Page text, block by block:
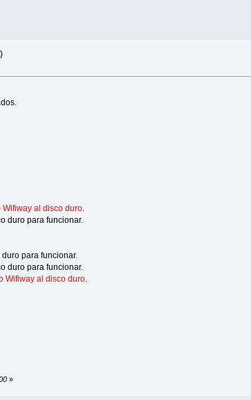
al disco duro.
duro para funcionar.
para funcionar.
duro para funcionar.
Wifiway al disco duro.
»